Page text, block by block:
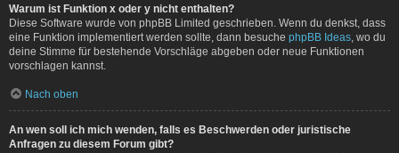
Warum ist Funktion x oder y nicht enthalten?
Diese Software wurde von phpBB Limited geschrieben. Wenn du denkst, dass
eine Funktion implementiert werden sollte, dann besuche phpBB Ideas , wo du
deine Stimme für bestehende Vorschläge abgeben oder neue Funktionen
vorschlagen kannst.
Nach oben
An wen soll ich mich wenden, falls es Beschwerden oder juristische
Anfragen zu diesem Forum gibt?